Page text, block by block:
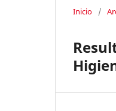
Inicio /